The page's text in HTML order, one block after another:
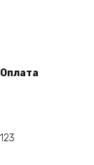
Оплата
123